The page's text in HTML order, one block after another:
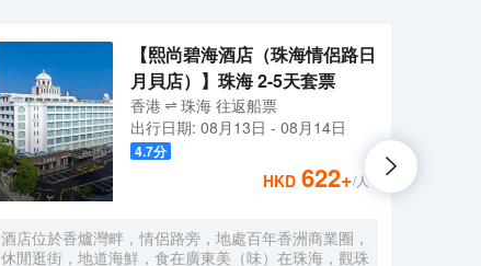
【熙尚碧海酒店（珠海情侶路日
月貝店）】珠海 2-5天套票
香港 珠海 往返船票
出行日期: 08月13日 - 08月14日
4.7分
HKD 622+/人
酒店位於香爐灣畔，情侶路旁，地處百年香洲商業圈，
休閒逛街，地道海鮮，食在廣東美（味）在珠海，觀珠